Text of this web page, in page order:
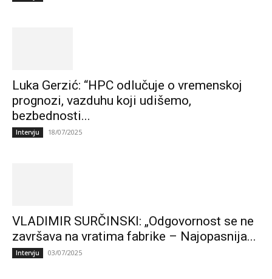
Luka Gerzić: “HPC odlučuje o vremenskoj
prognozi, vazduhu koji udišemo,
bezbednosti...
Intervju 18/07/2025
VLADIMIR SURČINSKI: „Odgovornost se ne
završava na vratima fabrike – Najopasnija...
Intervju 03/07/2025